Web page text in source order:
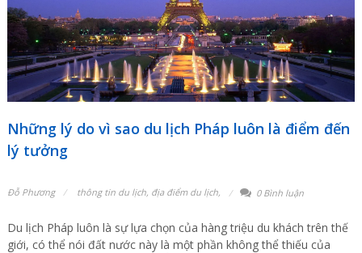
Những lý do vì sao du lịch Pháp luôn là điểm đến
lý tưởng
Đỗ Phương thông tin du lịch, địa điểm du lịch, 0 Bình luận
Du lịch Pháp luôn là sự lựa chọn của hàng triệu du khách trên thế
giới, có thể nói đất nước này là một phần không thể thiếu của